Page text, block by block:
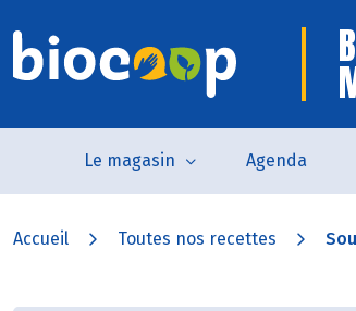
Le magasin Agenda
Accueil Toutes nos recettes